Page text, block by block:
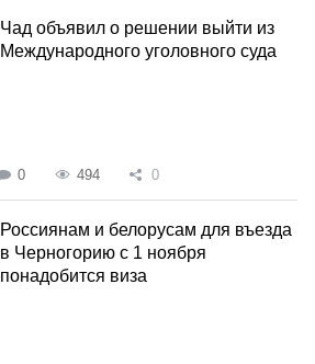
Чад объявил о решении выйти из
Международного уголовного суда
0 494 0
Россиянам и белорусам для въезда
в Черногорию с 1 ноября
понадобится виза